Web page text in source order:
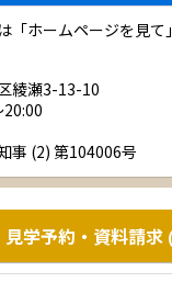
「ホームページを見て
綾瀬3-13-10
事 (2) 第104006号
見学予約・資料請求